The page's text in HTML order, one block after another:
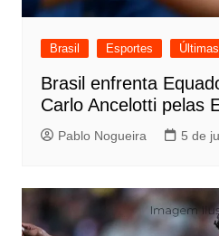
Brasil Esportes
Brasil enfrenta
Carlo Ancelotti pelas
Pablo Nogueira 5 de